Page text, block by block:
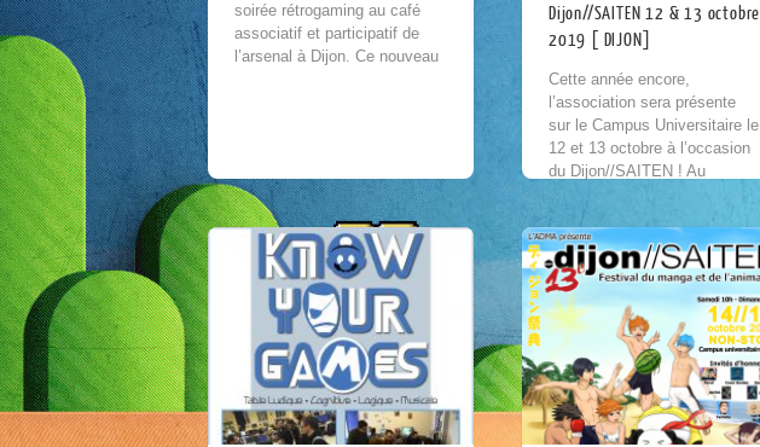
soirée rétrogaming au café
associatif et participatif de
l’arsenal à Dijon. Ce nouveau
Dijon//SAITEN 12 & 13 octobre
2019 [ DIJON]
Cette année encore,
l’association sera présente
sur le Campus Universitaire le
12 et 13 octobre à l’occasion
du Dijon//SAITEN ! Au
freeplay et quiz. + d’infos...